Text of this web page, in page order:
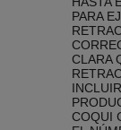
PARA
CLARA
COQUI